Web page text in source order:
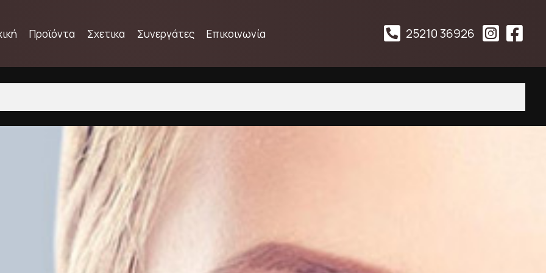
Προϊόντα Σχετικα Συνεργάτες Επικοινωνία 25210 36926